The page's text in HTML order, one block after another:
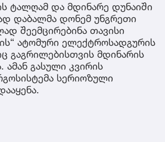
ტალღამ და მდინარე დუნაიში
დაბალმა დონემ უნგრეთი
შეემცირებინა თავისი
ატომური ელექტროსადგურის
გაგრილებისთვის მდინარის
ამან გასული კვირის
სერიოზული